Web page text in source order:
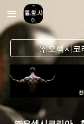
Skip to main content
㈜오섹시코